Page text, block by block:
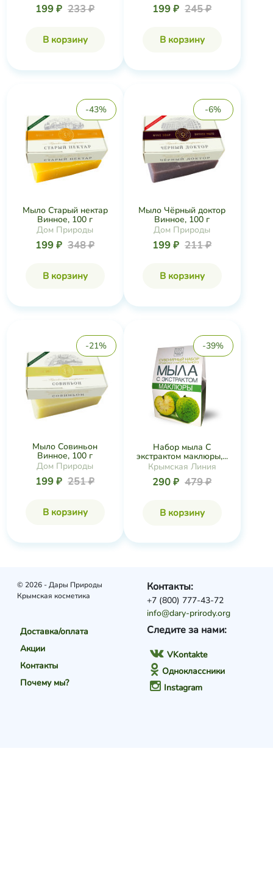
199 ₽ 233 ₽
В корзину
199 ₽ 245 ₽
В корзину
-43%
Мыло Старый нектар
Винное, 100 г
Дом Природы
199 ₽ 348 ₽
В корзину
-6%
Мыло Чёрный доктор
Винное, 100 г
Дом Природы
199 ₽ 211 ₽
В корзину
-21%
Мыло Совиньон
Винное, 100 г
Дом Природы
199 ₽ 251 ₽
В корзину
-39%
Набор мыла С
экстрактом маклюры,...
Крымская Линия
290 ₽ 479 ₽
В корзину
© 2026 - Дары Природы
Крымская косметика
Доставка/оплата
Акции
Контакты
Почему мы?
Следите за нами:
VKontakte
Одноклассники
Instagram
Контакты:
+7 (800) 777-43-72
info@dary-prirody.org